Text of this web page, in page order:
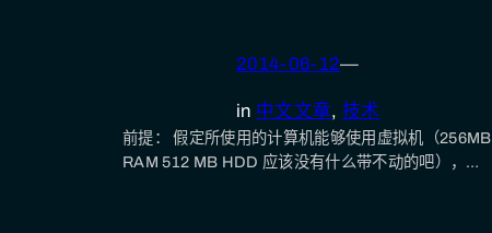
2014-06-12—
in 中文文章, 技术
前提： 假定所使用的计算机能够使用虚拟机（256MB
RAM 512 MB HDD 应该没有什么带不动的吧），…